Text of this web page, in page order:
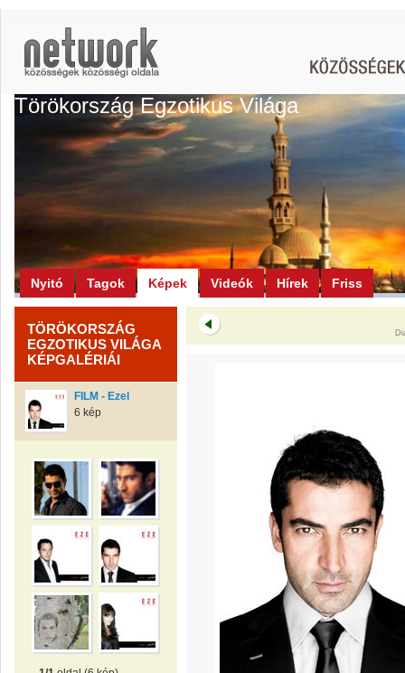
Törökország Egzotikus Világa
Nyitó Tagok Képek Videók Hírek Friss
TÖRÖKORSZÁG
EGZOTIKUS VILÁGA
KÉPGALÉRIÁI
FILM - Ezel
6 kép